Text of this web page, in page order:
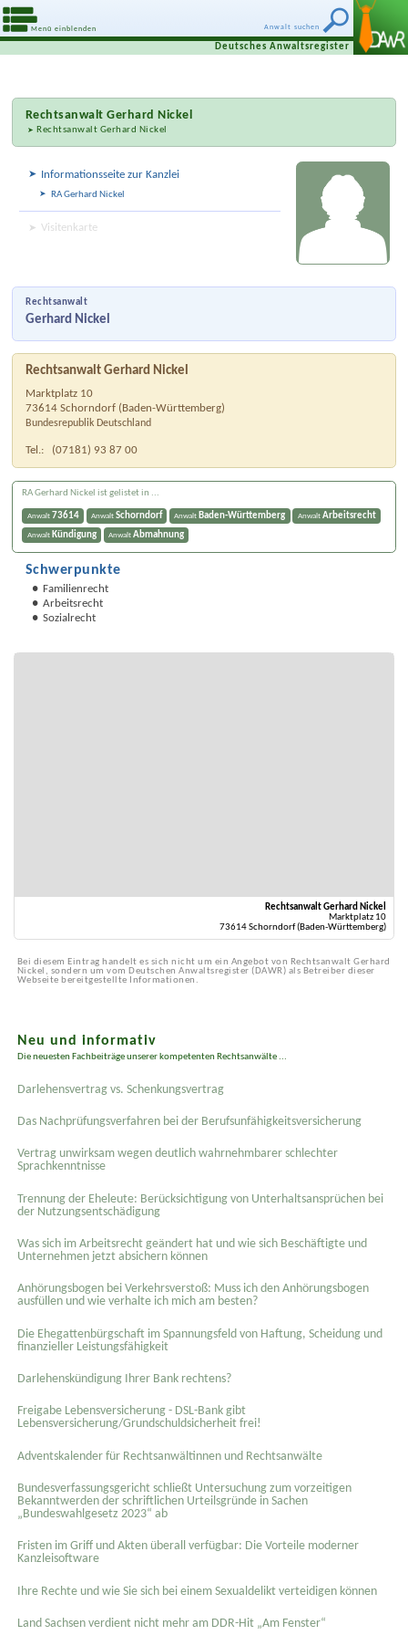
Anwalt suchen
Menü einblenden
Deutsches Anwaltsregister
RechtsanwaltGerhard Nickel
Rechtsanwalt Gerhard Nickel
Informationsseite zur Kanzlei
RA Gerhard Nickel
Visitenkarte
Rechtsanwalt
Gerhard Nickel
Rechtsanwalt Gerhard Nickel
Marktplatz 10
73614 Schorndorf ( Baden-Württemberg)
Bundesrepublik Deutschland
Tel.: (07181) 93 87 00
RA Gerhard Nickel ist gelistet in ...
Anwalt 73614 Anwalt Schorndorf Anwalt Baden-Württemberg Anwalt Arbeitsrecht
Anwalt Kündigung Anwalt Abmahnung
Schwerpunkte
Familienrecht
Arbeitsrecht
Sozialrecht
Rechtsanwalt Gerhard Nickel
Marktplatz 10
73614 Schorndorf (Baden-Württemberg)
Bei diesem Eintrag handelt es sich nicht um ein Angebot von Rechtsanwalt Gerhard
Nickel, sondern um vom Deutschen Anwaltsregister (DAWR) als Betreiber dieser
Webseite bereitgestellte Informationen.
Neu und informativ
Die neuesten Fachbeiträge unserer kompetenten Rechtsanwälte ...
Darlehensvertrag vs. Schenkungsvertrag
Das Nachprüfungsverfahren bei der Berufsunfähigkeitsversicherung
Vertrag unwirksam wegen deutlich wahrnehmbarer schlechter
Sprachkenntnisse
Trennung der Eheleute: Berücksichtigung von Unterhaltsansprüchen bei
der Nutzungsentschädigung
Was sich im Arbeitsrecht geändert hat und wie sich Beschäftigte und
Unternehmen jetzt absichern können
Anhörungsbogen bei Verkehrsverstoß: Muss ich den Anhörungsbogen
ausfüllen und wie verhalte ich mich am besten?
Die Ehegattenbürgschaft im Spannungsfeld von Haftung, Scheidung und
finanzieller Leistungsfähigkeit
Darlehenskündigung Ihrer Bank rechtens?
Freigabe Lebensversicherung - DSL-Bank gibt
Lebensversicherung/Grundschuldsicherheit frei!
Adventskalender für Rechtsanwältinnen und Rechtsanwälte
Bundesverfassungsgericht schließt Untersuchung zum vorzeitigen
Bekanntwerden der schriftlichen Urteilsgründe in Sachen
„Bundeswahlgesetz 2023“ ab
Fristen im Griff und Akten überall verfügbar: Die Vorteile moderner
Kanzleisoftware
Ihre Rechte und wie Sie sich bei einem Sexual­delikt verteidigen können
Land Sachsen verdient nicht mehr am DDR-Hit „Am Fenster“